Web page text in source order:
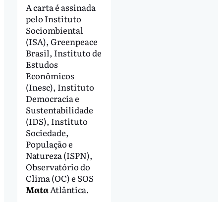
A carta é assinada
pelo Instituto
Sociombiental
(ISA), Greenpeace
Brasil, Instituto de
Estudos
Econômicos
(Inesc), Instituto
Democracia e
Sustentabilidade
(IDS), Instituto
Sociedade,
População e
Natureza (ISPN),
Observatório do
Clima (OC) e SOS
MataAtlântica.